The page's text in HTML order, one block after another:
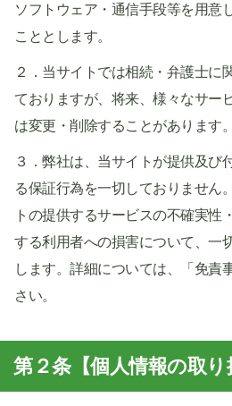
ソフトウェア・通信手段等を用意
こととします。
２．当サイトでは相続・弁護士に
ておりますが、将来、様々なサー
は変更・削除することがあります。
３．弊社は、当サイトが提供及び
る保証行為を一切しておりません
トの提供するサービスの不確実性
する利用者への損害について、一
します。詳細については、「免責
さい。
第２条【個人情報の取り